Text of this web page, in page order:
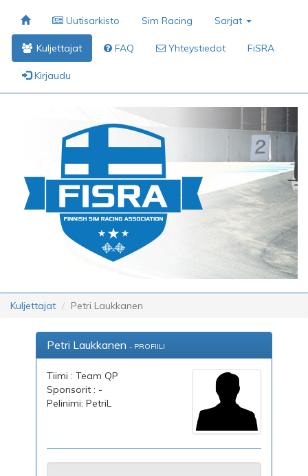
Uutisarkisto Sim Racing Sarjat
Kuljettajat FAQ Yhteystiedot FiSRA
Kirjaudu
Kuljettajat Petri Laukkanen
Petri Laukkanen - PROFIILI
Tiimi : Team QP
Sponsorit : -
Pelinimi: PetriL